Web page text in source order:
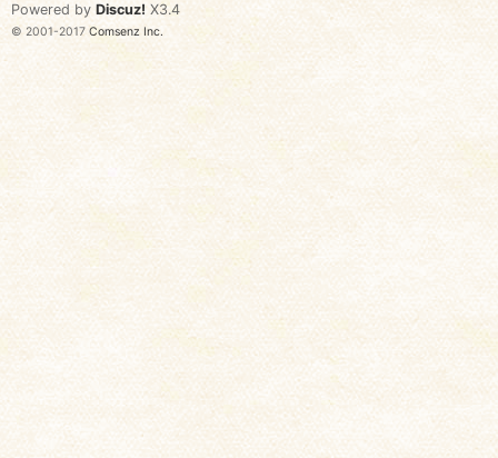
Powered by Discuz! X3.4
© 2001-2017 Comsenz Inc.